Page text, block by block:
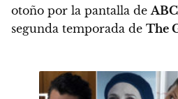
otoño por la pantalla de ABC
segunda temporada de The